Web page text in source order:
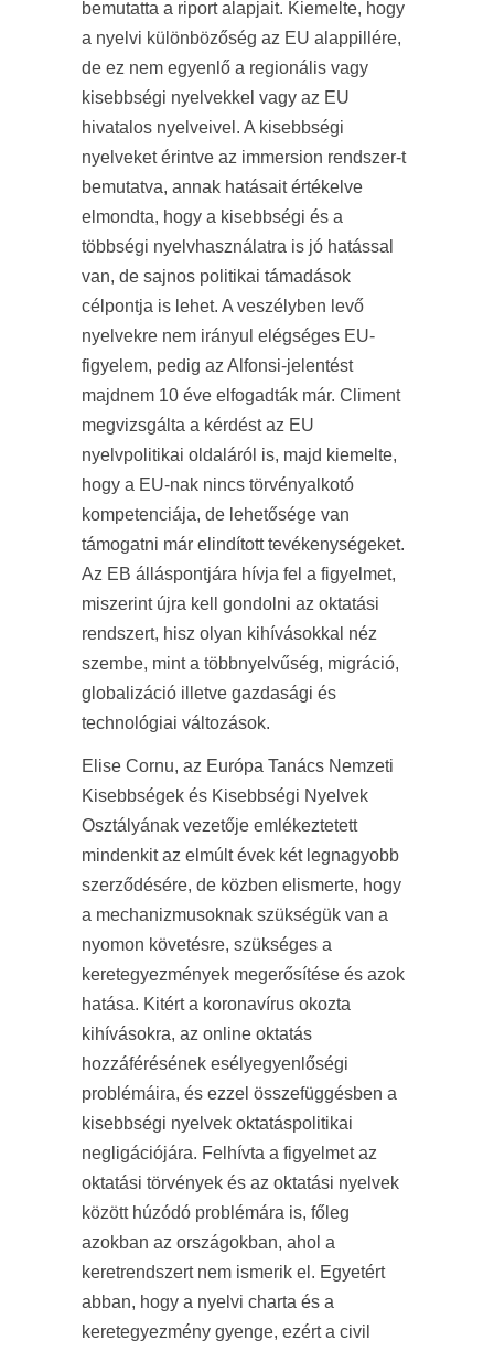
bemutatta a riport alapjait. Kiemelte, hogy
a nyelvi különbözőség az EU alappillére,
de ez nem egyenlő a regionális vagy
kisebbségi nyelvekkel vagy az EU
hivatalos nyelveivel. A kisebbségi
nyelveket érintve az immersion rendszer-t
bemutatva, annak hatásait értékelve
elmondta, hogy a kisebbségi és a
többségi nyelvhasználatra is jó hatással
van, de sajnos politikai támadások
célpontja is lehet. A veszélyben levő
nyelvekre nem irányul elégséges EU-
figyelem, pedig az Alfonsi-jelentést
majdnem 10 éve elfogadták már. Climent
megvizsgálta a kérdést az EU
nyelvpolitikai oldaláról is, majd kiemelte,
hogy a EU-nak nincs törvényalkotó
kompetenciája, de lehetősége van
támogatni már elindított tevékenységeket.
Az EB álláspontjára hívja fel a figyelmet,
miszerint újra kell gondolni az oktatási
rendszert, hisz olyan kihívásokkal néz
szembe, mint a többnyelvűség, migráció,
globalizáció illetve gazdasági és
technológiai változások.
Elise Cornu, az Európa Tanács Nemzeti
Kisebbségek és Kisebbségi Nyelvek
Osztályának vezetője emlékeztetett
mindenkit az elmúlt évek két legnagyobb
szerződésére, de közben elismerte, hogy
a mechanizmusoknak szükségük van a
nyomon követésre, szükséges a
keretegyezmények megerősítése és azok
hatása. Kitért a koronavírus okozta
kihívásokra, az online oktatás
hozzáférésének esélyegyenlőségi
problémáira, és ezzel összefüggésben a
kisebbségi nyelvek oktatáspolitikai
negligációjára. Felhívta a figyelmet az
oktatási törvények és az oktatási nyelvek
között húzódó problémára is, főleg
azokban az országokban, ahol a
keretrendszert nem ismerik el. Egyetért
abban, hogy a nyelvi charta és a
keretegyezmény gyenge, ezért a civil